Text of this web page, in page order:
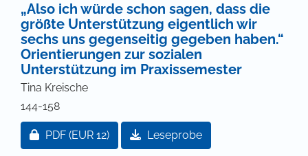
„Also ich würde schon sagen, dass die
größte Unterstützung eigentlich wir
sechs uns gegenseitig gegeben haben.“
Orientierungen zur sozialen
Unterstützung im Praxissemester
Tina Kreische
144-158
Zugang für Abonnent/innen oder durch Zahlung
PDF (EUR 12) Leseprobe